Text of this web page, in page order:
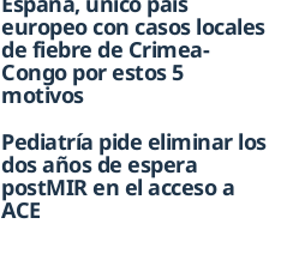
europeo con casos locales
de fiebre de Crimea-
Congo por estos 5
motivos
Pediatría pide eliminar los
dos años de espera
postMIR en el acceso a
ACE